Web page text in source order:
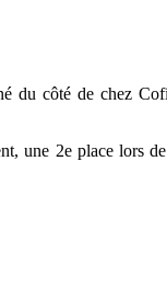
du côté de chez
une 2e place lors